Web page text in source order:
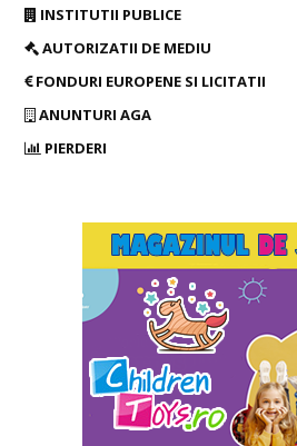
INSTITUTII PUBLICE
AUTORIZATII DE MEDIU
FONDURI EUROPENE SI LICITATII
ANUNTURI AGA
PIERDERI